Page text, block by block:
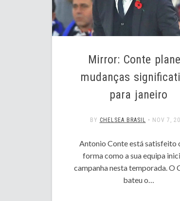
Mirror: Conte
mudanças
para janeiro
BY CHELSEA BRASIL • NOV 7,
Antonio Conte está satisfeito
forma como a sua equipa
campanha nesta temporada. O
bateu o…